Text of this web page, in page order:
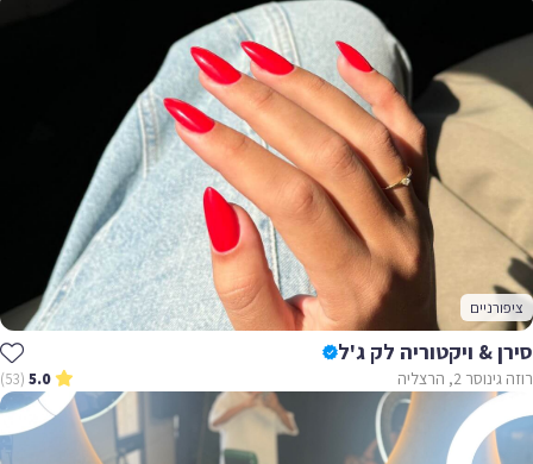
ציפורניים
סירן & ויקטוריה לק ג'ל
רוזה גינוסר 2, הרצליה 5.0
(53)